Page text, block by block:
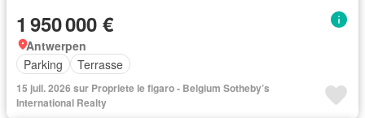
1 950 000 €
Antwerpen
Parking
Terrasse
15 juil. 2026 sur Propriete le figaro - Belgium Sotheby’s
International Realty